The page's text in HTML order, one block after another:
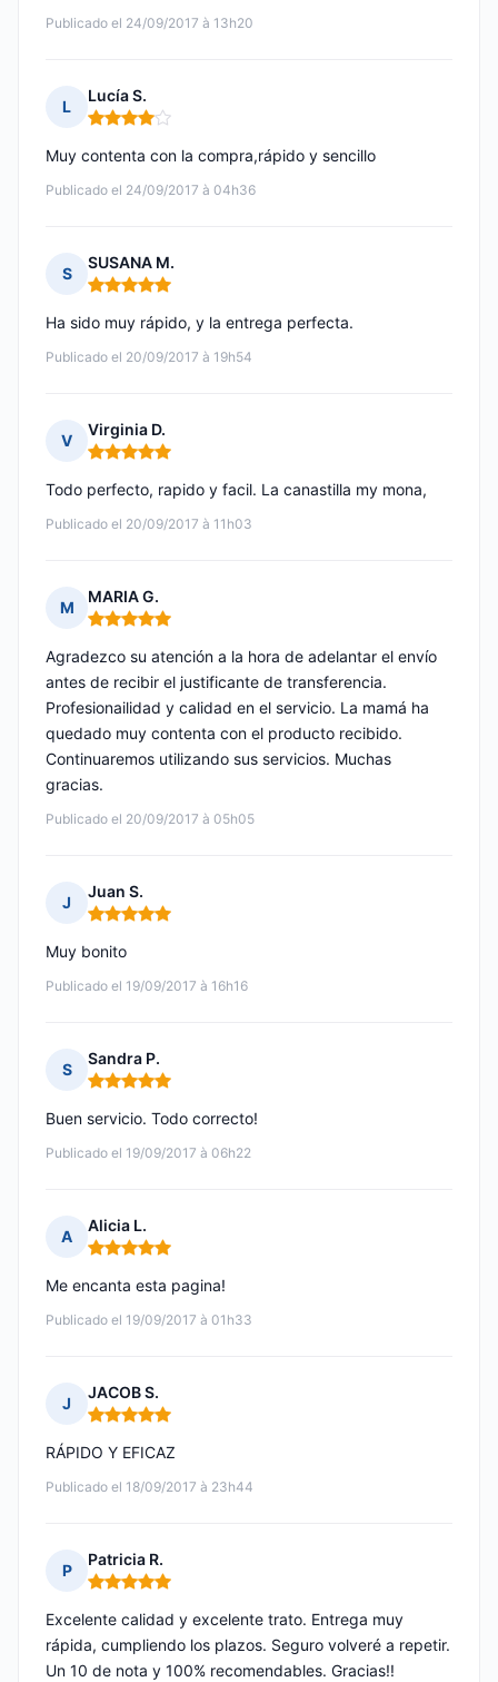
Publicado el 24/09/2017 à 13h20
L
Lucía S.
Nota: 4 de 5
Publicado el 24/09/2017 à 04h36
Muy contenta con la compra,rápido y sencillo
S
SUSANA M.
Nota: 5 de 5
Publicado el 20/09/2017 à 19h54
Ha sido muy rápido, y la entrega perfecta.
V
Virginia D.
Nota: 5 de 5
Publicado el 20/09/2017 à 11h03
Todo perfecto, rapido y facil. La canastilla my mona,
M
MARIA G.
Nota: 5 de 5
Publicado el 20/09/2017 à 05h05
Agradezco su atención a la hora de adelantar el envío
antes de recibir el justificante de transferencia.
Profesionailidad y calidad en el servicio. La mamá ha
quedado muy contenta con el producto recibido.
Continuaremos utilizando sus servicios. Muchas
gracias.
J
Juan S.
Nota: 5 de 5
Publicado el 19/09/2017 à 16h16
Muy bonito
S
Sandra P.
Nota: 5 de 5
Publicado el 19/09/2017 à 06h22
Buen servicio. Todo correcto!
A
Alicia L.
Nota: 5 de 5
Publicado el 19/09/2017 à 01h33
Me encanta esta pagina!
J
JACOB S.
Nota: 5 de 5
Publicado el 18/09/2017 à 23h44
RÁPIDO Y EFICAZ
P
Patricia R.
Nota: 5 de 5
Excelente calidad y excelente trato. Entrega muy
rápida, cumpliendo los plazos. Seguro volveré a repetir.
Un 10 de nota y 100% recomendables. Gracias!!